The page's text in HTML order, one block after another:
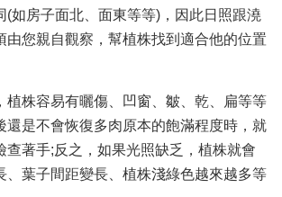
(如房子面北、面東等等)，因此日照跟澆
由您親自觀察，幫植株找到適合他的位置
株容易有曬傷、凹窗、皺、乾、扁等等
還是不會恢復多肉原本的飽滿程度時，就
查著手;反之，如果光照缺乏，植株就會
、葉子間距變長、植株淺綠色越來越多等